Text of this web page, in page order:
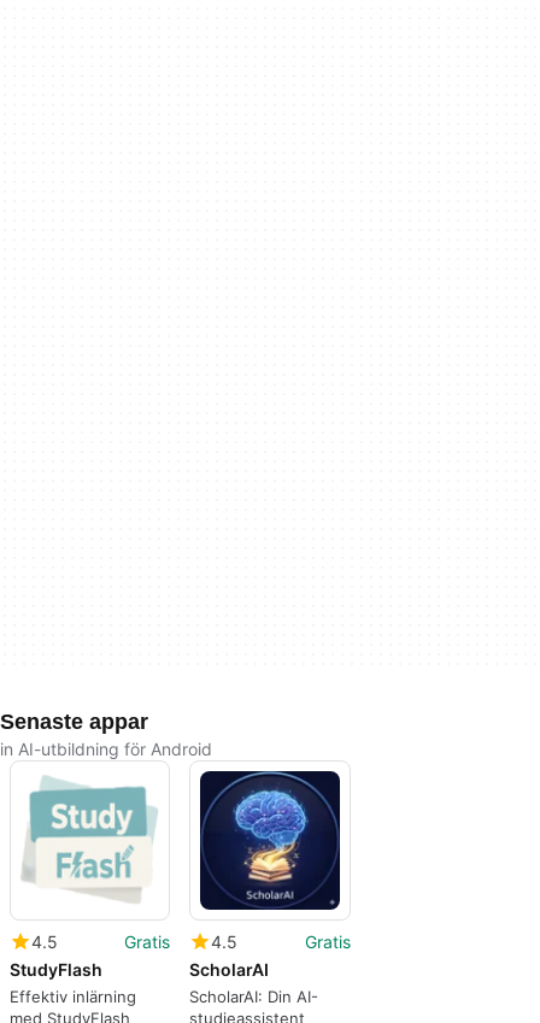
Senaste appar
in AI-utbildning för Android
4.5
Gratis
StudyFlash
Effektiv inlärning
med StudyFlash
4.5
Gratis
ScholarAI
ScholarAI: Din AI-
studieassistent